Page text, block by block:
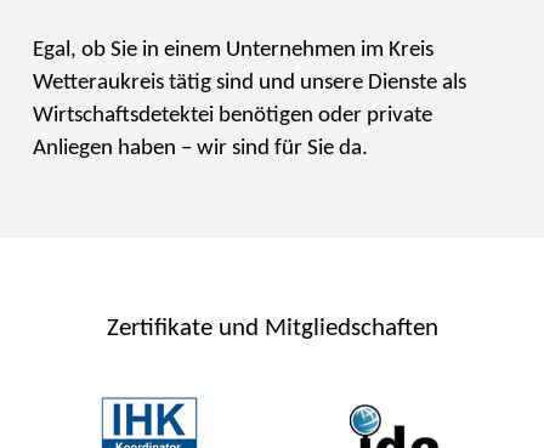
Egal, ob Sie in einem Unternehmen im Kreis
Wetteraukreis tätig sind und unsere Dienste als
Wirtschaftsdetektei benötigen oder private
Anliegen haben – wir sind für Sie da.
Zertifikate und Mitgliedschaften